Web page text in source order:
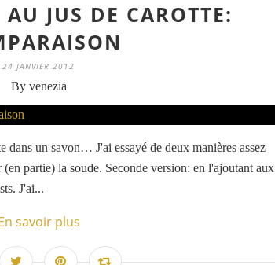
JUS DE CAROTTE:
24 JANVIER 2012
By venezia
dans un savon… J'ai essayé de deux manières assez
partie) la soude. Seconde version: en l'ajoutant aux
J'ai...
savoir plus